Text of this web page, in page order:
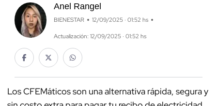
Anel Rangel
BIENESTAR 12/09/2025 · 01:52 hs
Actualización: 12/09/2025 · 01:52 hs
Los CFEMáticos son una alternativa rápida, segura y